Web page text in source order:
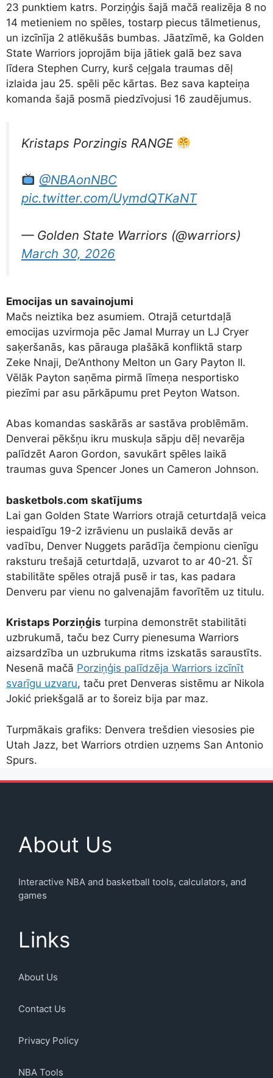
23 punktiem katrs. Porziņģis šajā mačā realizēja 8 no
14 metieniem no spēles, tostarp piecus tālmetienus,
un izcīnīja 2 atlēkušās bumbas. Jāatzīmē, ka Golden
State Warriors joprojām bija jātiek galā bez sava
līdera Stephen Curry, kurš ceļgala traumas dēļ
izlaida jau 25. spēli pēc kārtas. Bez sava kapteiņa
komanda šajā posmā piedzīvojusi 16 zaudējumus.
Kristaps Porzingis RANGE
@NBAonNBC
pic.twitter.com/UymdQTKaNT
— Golden State Warriors (@warriors)
March 30, 2026
Emocijas un savainojumi
Mačs neiztika bez asumiem. Otrajā ceturtdaļā
emocijas uzvirmoja pēc Jamal Murray un LJ Cryer
saķeršanās, kas pārauga plašākā konfliktā starp
Zeke Nnaji, De’Anthony Melton un Gary Payton II.
Vēlāk Payton saņēma pirmā līmeņa nesportisko
piezīmi par asu pārkāpumu pret Peyton Watson.
Abas komandas saskārās ar sastāva problēmām.
Denverai pēkšņu ikru muskuļa sāpju dēļ nevarēja
palīdzēt Aaron Gordon, savukārt spēles laikā
traumas guva Spencer Jones un Cameron Johnson.
basketbols.com skatījums
Lai gan Golden State Warriors otrajā ceturtdaļā veica
iespaidīgu 19-2 izrāvienu un puslaikā devās ar
vadību, Denver Nuggets parādīja čempionu cienīgu
raksturu trešajā ceturtdaļā, uzvarot to ar 40-21. Šī
stabilitāte spēles otrajā pusē ir tas, kas padara
Denveru par vienu no galvenajām favorītēm uz titulu.
Kristaps Porziņģis turpina demonstrēt stabilitāti
uzbrukumā, taču bez Curry pienesuma Warriors
aizsardzība un uzbrukuma ritms izskatās saraustīts.
Nesenā mačā Porziņģis palīdzēja Warriors izcīnīt
svarīgu uzvaru, taču pret Denveras sistēmu ar Nikola
Jokić priekšgalā ar to šoreiz bija par maz.
Turpmākais grafiks: Denvera trešdien viesosies pie
Utah Jazz, bet Warriors otrdien uzņems San Antonio
Spurs.
About Us
Interactive NBA and basketball tools, calculators, and
games
Links
About Us
Contact Us
Privacy Policy
NBA Tools